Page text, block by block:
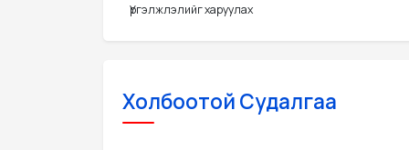
Үргэлжлэлийг харуулах
Холбоотой Судалгаа